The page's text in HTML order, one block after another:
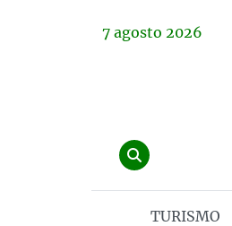
7 agosto 2026
TURISMO